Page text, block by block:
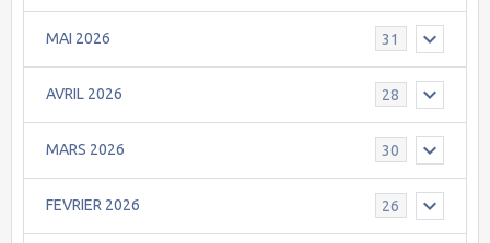
MAI 2026 31
AVRIL 2026 28
MARS 2026 30
FEVRIER 2026 26